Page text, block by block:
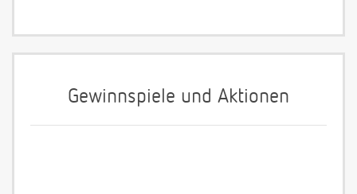
Gewinnspiele und Aktionen